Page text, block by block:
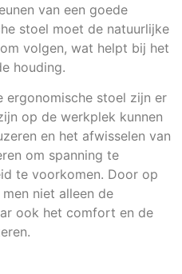
van een goede
stoel moet de natuurlijke
volgen, wat helpt bij het
houding.
ergonomische stoel zijn er
op de werkplek kunnen
en het afwisselen van
om spanning te
te voorkomen. Door op
niet alleen de
ook het comfort en de